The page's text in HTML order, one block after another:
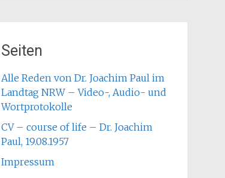
Seiten
Alle Reden von Dr. Joachim Paul im
Landtag NRW – Video-, Audio- und
Wortprotokolle
CV – course of life – Dr. Joachim
Paul, 19.08.1957
Impressum